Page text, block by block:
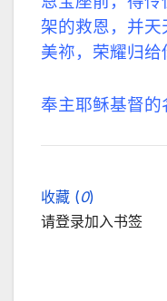
架的救恩，并
美祢，荣耀归给
奉主耶稣基督的
收藏 (0)
请登录加入书签